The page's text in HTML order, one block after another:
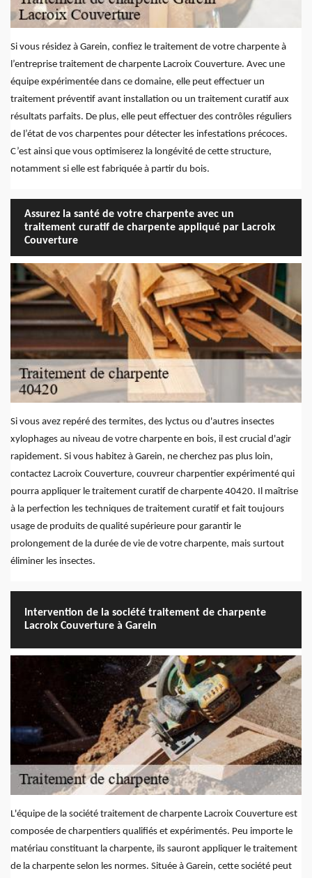
Si vous résidez à Garein, confiez le traitement de votre charpente à
l’entreprise traitement de charpente Lacroix Couverture. Avec une
équipe expérimentée dans ce domaine, elle peut effectuer un
traitement préventif avant installation ou un traitement curatif aux
résultats parfaits. De plus, elle peut effectuer des contrôles réguliers
de l’état de vos charpentes pour détecter les infestations précoces.
C’est ainsi que vous optimiserez la longévité de cette structure,
notamment si elle est fabriquée à partir du bois.
Assurez la santé de votre charpente avec un
traitement curatif de charpente appliqué par Lacroix
Couverture
Si vous avez repéré des termites, des lyctus ou d'autres insectes
xylophages au niveau de votre charpente en bois, il est crucial d'agir
rapidement. Si vous habitez à Garein, ne cherchez pas plus loin,
contactez Lacroix Couverture, couvreur charpentier expérimenté qui
pourra appliquer le traitement curatif de charpente 40420. Il maîtrise
à la perfection les techniques de traitement curatif et fait toujours
usage de produits de qualité supérieure pour garantir le
prolongement de la durée de vie de votre charpente, mais surtout
éliminer les insectes.
Intervention de la société traitement de charpente
Lacroix Couverture à Garein
L'équipe de la société traitement de charpente Lacroix Couverture est
composée de charpentiers qualifiés et expérimentés. Peu importe le
matériau constituant la charpente, ils sauront appliquer le traitement
de la charpente selon les normes. Située à Garein, cette société peut